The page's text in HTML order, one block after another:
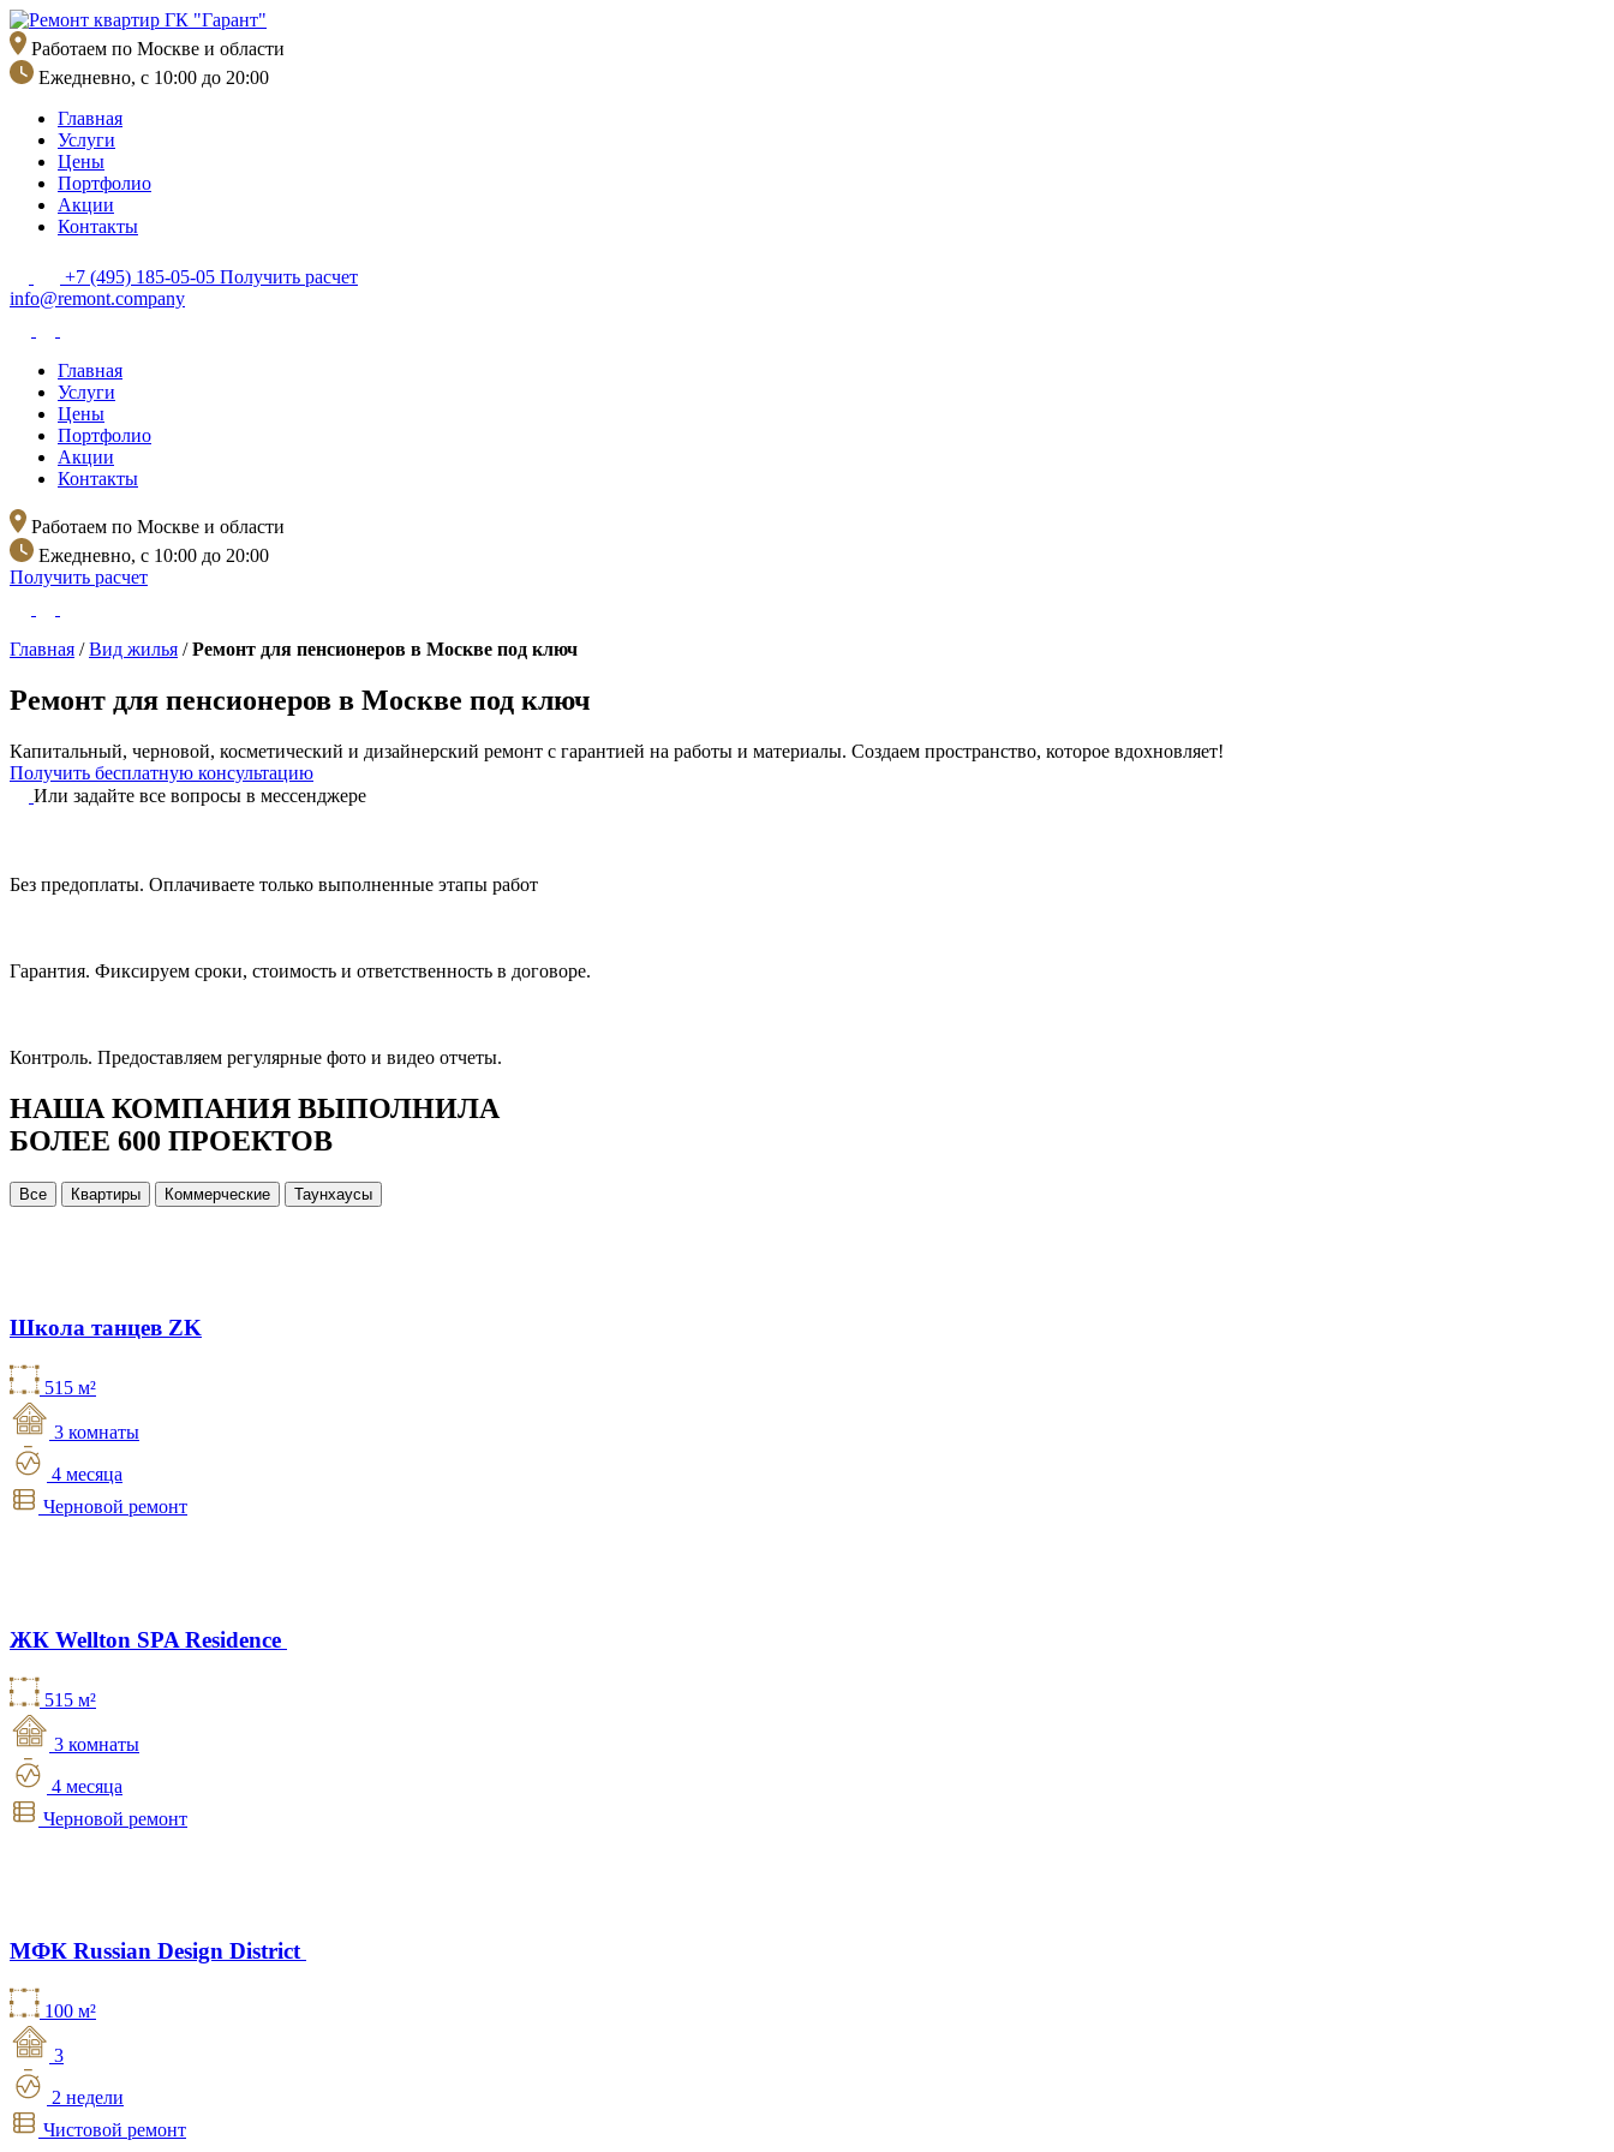
Перейти
к
содержимому
Работаем по Москве и области
Ежедневно, с 10:00 до 20:00
Главная
Услуги
Цены
Портфолио
Акции
Контакты
+7 (495) 185-05-05 Получить расчет
info@remont.company
Главная
Услуги
Цены
Портфолио
Акции
Контакты
Работаем по Москве и области
Ежедневно, с 10:00 до 20:00
Получить расчет
Главная /Вид жилья /Ремонт для пенсионеров в Москве под ключ
Ремонт для пенсионеров в Москве под ключ
Капитальный, черновой, косметический и дизайнерский ремонт с гарантией на работы и материалы. Создаем пространство, которое вдохновляет!
Получить бесплатную консультацию
Или задайте все вопросы в мессенджере
Без предоплаты. Оплачиваете только выполненные этапы работ
Гарантия. Фиксируем сроки, стоимость и ответственность в договоре.
Контроль. Предоставляем регулярные фото и видео отчеты.
НАША КОМПАНИЯ ВЫПОЛНИЛА
БОЛЕЕ 600 ПРОЕКТОВ
Все Квартиры Коммерческие Таунхаусы
Школа танцев ZK
515 м²
3 комнаты
4 месяца
Черновой ремонт
ЖК Wellton SPA Residence
515 м²
3 комнаты
4 месяца
Черновой ремонт
МФК Russian Design District
100 м²
3
2 недели
Чистовой ремонт